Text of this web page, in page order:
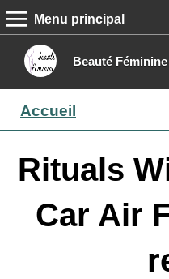
Beauté Féminine
MENU PRINCIPAL
Menu principal
Accueil
Rituals
Car Air